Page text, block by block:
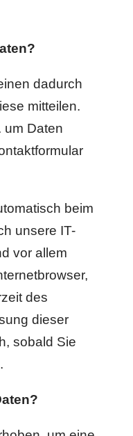
dadurch
mitteilen.
um Daten
beim
unsere IT-
vor allem
des
dieser
sobald Sie